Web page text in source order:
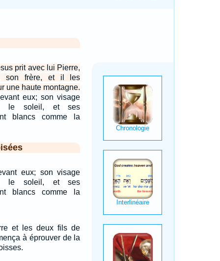
prit avec lui Pierre,
son frère, et il les
une haute montagne.
eux; son visage
le soleil, et ses
blancs comme la
eux; son visage
le soleil, et ses
blancs comme la
et les deux fils de
à éprouver de la